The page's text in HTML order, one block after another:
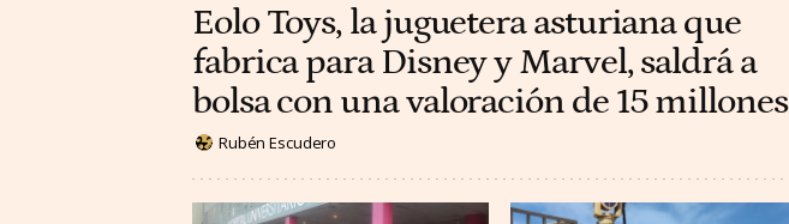
Eolo Toys, la juguetera asturiana que
fabrica para Disney y Marvel, saldrá a
bolsa con una valoración de 15 millones
Rubén Escudero